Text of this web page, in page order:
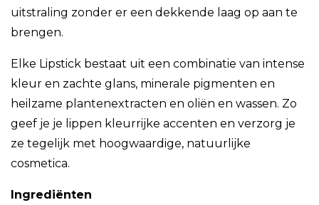
uitstraling zonder er een dekkende laag op aan te
brengen.
Elke Lipstick bestaat uit een combinatie van intense
kleur en zachte glans, minerale pigmenten en
heilzame plantenextracten en oliën en wassen. Zo
geef je je lippen kleurrijke accenten en verzorg je
ze tegelijk met hoogwaardige, natuurlijke
cosmetica.
Ingrediënten